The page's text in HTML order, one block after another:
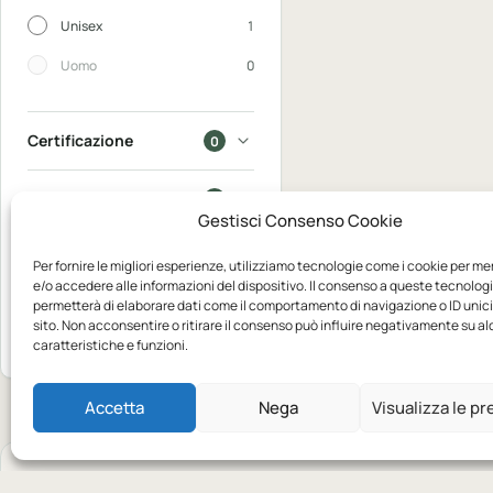
Gestisci Consenso Cookie
Per fornire le migliori esperienze, utilizziamo tecnologie come i cookie per
e/o accedere alle informazioni del dispositivo. Il consenso a queste
permetterà di elaborare dati come il comportamento di navigazione o ID
sito. Non acconsentire o ritirare il consenso può influire negativamente su
caratteristiche e funzioni.
Accetta Nega Visualizza le
Unisex 1
Uomo 0
Certificazione 0
Disponibili
Mostra 1
prodotto
Azzera